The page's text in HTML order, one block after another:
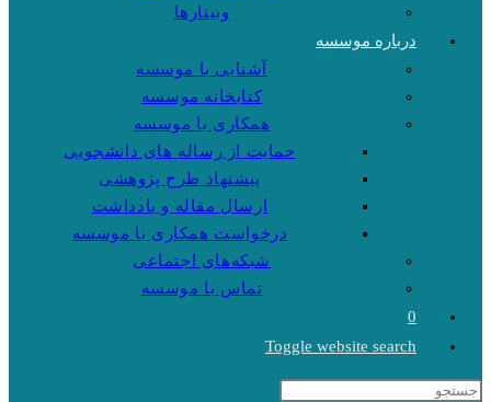
وبینارها
درباره موسسه
آشنایی با موسسه
کتابخانه موسسه
همکاری با موسسه
حمایت از رساله های دانشجویی
پیشنهاد طرح پژوهشی
ارسال مقاله و یادداشت
درخواست همکاری با موسسه
شبکه‌های اجتماعی
تماس با موسسه
0
Toggle website search